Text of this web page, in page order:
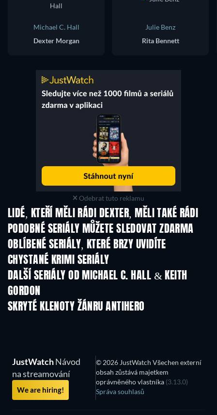
Michael C. Hall
Dexter Morgan
Julie Benz
Rita Bennett
Odebrat tuto reklamu
LIDÉ, KTEŘÍ MĚLI RÁDI DEXTER, MĚLI TAKÉ RÁDI
TV TV
PODOBNÉ SERIÁLY MŮŽETE SLEDOVAT ZDARMA
TV TV
OBLÍBENÉ SERIÁLY, KTERÉ BRZY UVIDÍTE
TV TV
CHYSTANÉ KRIMI SERIÁLY
Řada 6
DALŠÍ SERIÁLY OD MICHAEL C. HALL & KEITH
GORDON
SKRYTÉ KLENOTY ŽÁNRU ANTIHERO
JustWatchNávod
na streamování
We are hiring!
© 2026 JustWatch Všechen externí
obsah zůstává majetkem
oprávněného vlastníka (3.13.0)
Správa souhlasů